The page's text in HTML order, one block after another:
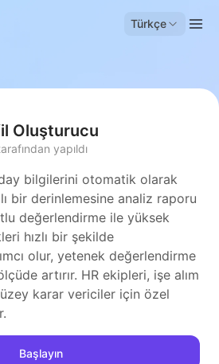
Türkçe
Oluşturucu
yapıldı
bilgilerini otomatik olarak
bir derinlemesine analiz raporu
değerlendirme ile yüksek
hızlı bir şekilde
olur, yetenek değerlendirme
artırır. HR ekipleri, işe alım
karar vericiler için özel
Başlayın